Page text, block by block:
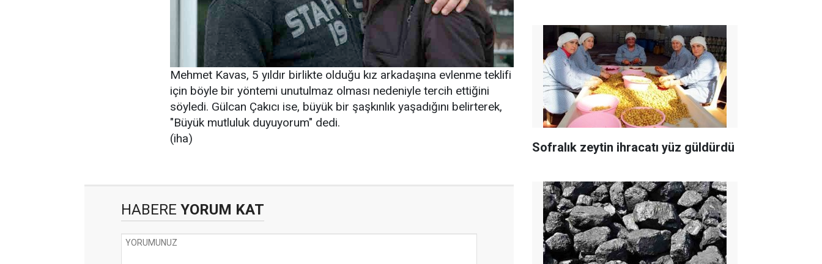
Mehmet Kavas, 5 yıldır birlikte olduğu kız arkadaşına evlenme teklifi
için böyle bir yöntemi unutulmaz olması nedeniyle tercih ettiğini
söyledi. Gülcan Çakıcı ise, büyük bir şaşkınlık yaşadığını belirterek,
"Büyük mutluluk duyuyorum" dedi.
(iha)
HABERE YORUM KAT
Sofralık zeytin ihracatı yüz güldürdü